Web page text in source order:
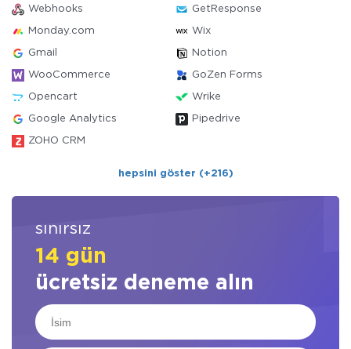
Webhooks GetResponse
Monday.com Wix
Gmail Notion
WooCommerce GoZen Forms
Opencart Wrike
Google Analytics Pipedrive
ZOHO CRM
hepsini göster (+216)
sınırsız
14 gün
ücretsiz deneme alın